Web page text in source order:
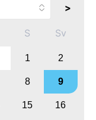
>
S Sv
1 2
8 9
15 16